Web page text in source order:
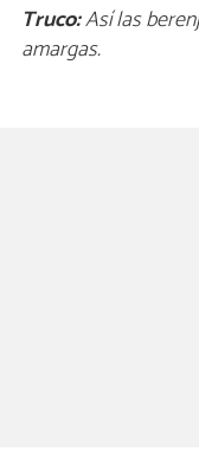
Truco:Así las
amargas.